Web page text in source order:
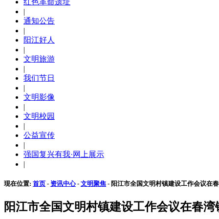
红色革命遗址
|
通知公告
|
阳江好人
|
文明旅游
|
我们节日
|
文明影像
|
文明校园
|
公益宣传
|
强国复兴有我·网上展示
|
现在位置: 首页 - 资讯中心- 文明聚焦 - 阳江市全国文明村镇建设工作会议在
阳江市全国文明村镇建设工作会议在春湾